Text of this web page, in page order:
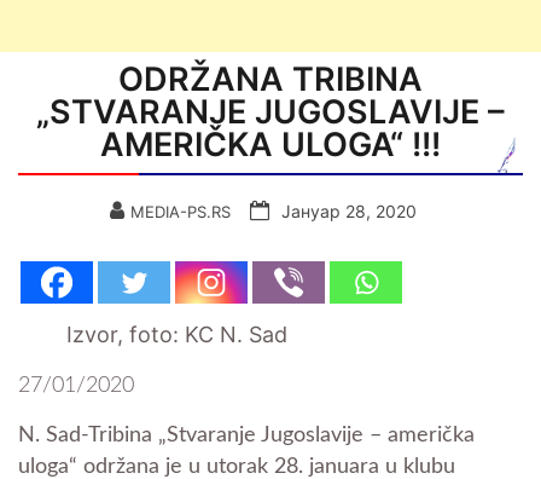
ODRŽANA TRIBINA
„STVARANJE JUGOSLAVIJE –
AMERIČKA ULOGA“ !!!
MEDIA-PS.RS Јануар 28, 2020
Izvor, foto: KC N. Sad
27/01/2020
N. Sad-Tribina „Stvaranje Jugoslavije – američka
uloga“ održana je u utorak 28. januara u klubu